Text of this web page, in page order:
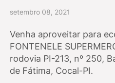
setembro 08, 2021
Venha aproveitar para
FONTENELE
rodovia PI-213, nº 250,
de Fátima, Cocal-PI.